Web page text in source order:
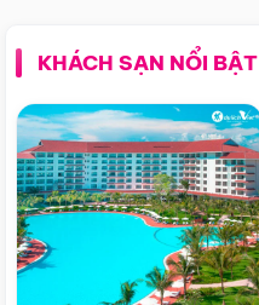
KHÁCH SẠN NỔI BẬT